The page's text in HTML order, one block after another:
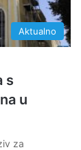
Aktualno
s
u
za